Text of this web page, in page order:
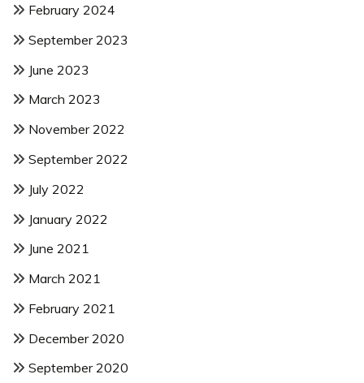
February 2024
September 2023
June 2023
March 2023
November 2022
September 2022
July 2022
January 2022
June 2021
March 2021
February 2021
December 2020
September 2020